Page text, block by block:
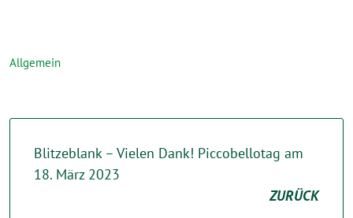
Allgemein
Blitzeblank – Vielen Dank! Piccobellotag am
18. März 2023
ZURÜCK